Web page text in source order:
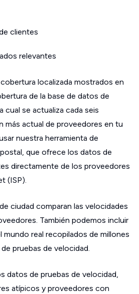
clientes
relevantes
localizada mostrados en
de la base de datos de
cual se actualiza cada seis
más actual de proveedores en tu
nuestra herramienta de
que ofrece los datos de
directamente de los proveedores
(ISP).
ciudad comparan las velocidades
También podemos incluir
mundo real recopilados de millones
pruebas de velocidad.
datos de pruebas de velocidad,
atípicos y proveedores con